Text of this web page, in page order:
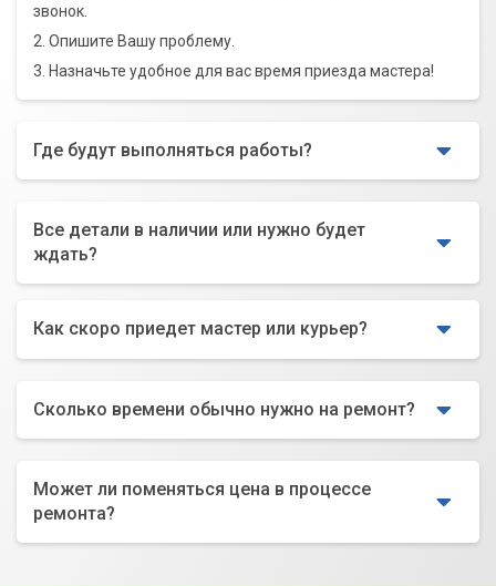
звонок.
2. Опишите Вашу проблему.
3. Назначьте удобное для вас время приезда мастера!
Где будут выполняться работы?
Все детали в наличии или нужно будет
ждать?
Как скоро приедет мастер или курьер?
Сколько времени обычно нужно на ремонт?
Может ли поменяться цена в процессе
ремонта?